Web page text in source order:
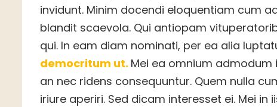
invidunt. Minim docendi eloquentiam cum
blandit scaevola. Qui antiopam
qui. In eam diam nominati, per ea alia
democritum ut. Mei ea omnium
an nec ridens consequuntur. Quem nulla
iriure aperiri. Sed dicam interesset ei. Mei